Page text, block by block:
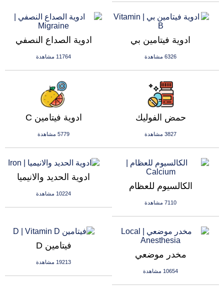
ادوية الصداع النصفي
11764 مشاهدة
ادوية فيتامين بي
6326 مشاهدة
ادوية فيتامين C
5779 مشاهدة
حمض الفوليك
3827 مشاهدة
ادوية الحديد والانيميا
10224 مشاهدة
الكالسيوم للعظام
7110 مشاهدة
فيتامين D
19213 مشاهدة
مخدر موضعي
10654 مشاهدة